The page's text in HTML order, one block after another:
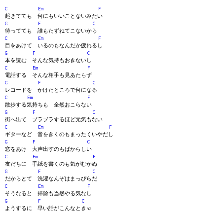
C Em
F
起きてても 何にもいいことないみたい
G
F
C
待ってても 誰もたずねてこないから
C
Em
F
目をあけて いるのもなんだか疲れるし
G
F
C
本を読む そんな気持もおきないし
C
Em
F
電話する そんな相手も見あたらず
G
F
C
レコードを かけたところで何になる
C
Em
F
散歩する気持ちも 全然おこらない
G
F
C
街へ出て ブラブラするほど元気もない
C
Em
F
ギターなど 音をきくのもまったくいやだし
G
F
C
窓をあけ 大声出すのもばからしい
C
Em
F
友だちに 手紙を書くのも気がむかぬ
G
F
C
だからとて 洗濯なんぞはまっぴらだ
C
Em
F
そうなると 掃除も当然やる気なし
G
F
C
ようするに 早い話がこんなときゃ